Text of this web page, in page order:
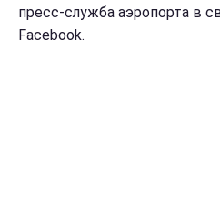
пресс-служба аэропорта в
Facebook.